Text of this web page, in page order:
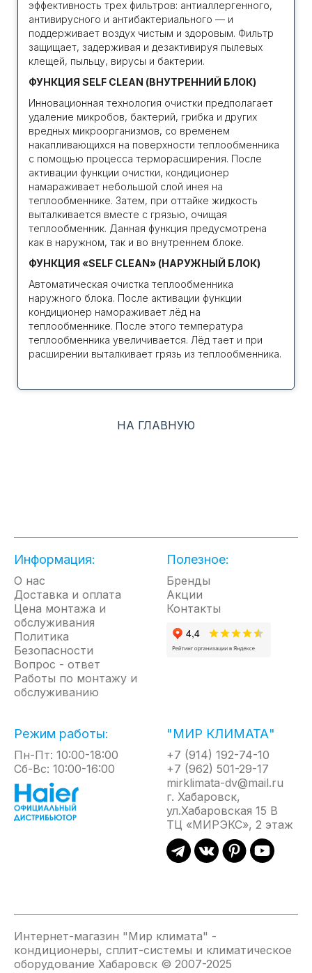
эффективность трех фильтров: антиаллергенного,
антивирусного и антибактериального — и
поддерживает воздух чистым и здоровым. Фильтр
защищает, задерживая и дезактивируя пылевых
клещей, пыльцу, вирусы и бактерии.
ФУНКЦИЯ SELF CLEAN (ВНУТРЕННИЙ БЛОК)
Инновационная технология очистки предполагает
удаление микробов, бактерий, грибка и других
вредных микроорганизмов, со временем
накапливающихся на поверхности теплообменника
с помощью процесса терморасширения. После
активации функции очистки, кондиционер
намараживает небольшой слой инея на
теплообменнике. Затем, при оттайке жидкость
выталкивается вместе с грязью, очищая
теплообменник. Данная функция предусмотрена
как в наружном, так и во внутреннем блоке.
ФУНКЦИЯ «SELF CLEAN» (НАРУЖНЫЙ БЛОК)
Автоматическая очистка теплообменника
наружного блока. После активации функции
кондиционер намораживает лёд на
теплообменнике. После этого температура
теплообменника увеличивается. Лёд тает и при
расширении выталкивает грязь из теплообменника.
НА ГЛАВНУЮ
Информация:
О нас
Доставка и оплата
Цена монтажа и
обслуживания
Политика
Безопасности
Вопрос - ответ
Работы по монтажу и
обслуживанию
Полезное:
Бренды
Акции
Контакты
Режим работы:
Пн-Пт: 10:00-18:00
Сб-Вс: 10:00-16:00
"МИР КЛИМАТА"
+7 (914) 192-74-10
+7 (962) 501-29-17
mirklimata-dv@mail.ru
г. Хабаровск,
ул.Хабаровская 15 В
ТЦ «МИРЭКС», 2 этаж
Интернет-магазин "Мир климата" -
кондиционеры, сплит-системы и климатическое
оборудование Хабаровск © 2007-2025